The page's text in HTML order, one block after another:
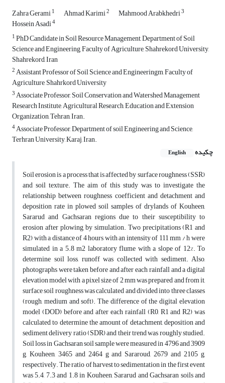
Zahra Gerami1 Ahmad Karimi2 Mahmood Arabkhedri3
Hossein Asadi4
1PhD Candidate in Soil Resource Management, Department of Soil
Science and Engineering, Faculty of Agriculture, Shahrekord University,
Shahrekord, Iran
2Assistant Professor of Soil Science and Engineeringm, Faculty of
Agriculture, Shahrkord University
3Associate Professor, Soil Conservation and Watershed Management
Research Institute, Agricultural Research, Education and Extension
Organization, Tehran, Iran.
4Associate Professor, Department of soil Engineering and Science,
Terhran University, Karaj, Iran.
چکیده
English
Soil erosion is a process that is affected by surface roughness (SSR)
and soil texture. The aim of this study was to investigate the
relationship between roughness coefficient and detachment and
deposition rate in plowed soil samples of drylands of Kouheen,
Sararud and Gachsaran regions due to their susceptibility to
erosion after plowing, by simulation. Two precipitations (R1 and
R2) with a distance of 4 hours with an intensity of 111 mm / h were
simulated in a 5.8 m2 laboratory flume with a slope of 12%. To
determine soil loss, runoff was collected with sediment. Also,
photographs were taken before and after each rainfall and a digital
elevation model with a pixel size of 2 mm was prepared and from it,
surface soil roughness was calculated and divided into three classes
(rough, medium and soft). The difference of the digital elevation
model (DOD) before and after each rainfall (R0, R1 and R2) was
calculated to determine the amount of detachment, deposition and
sediment delivery ratio (SDR) and their trend was roughly studied.
Soil loss in Gachsaran soil sample were measured in 4796 and 3909
g, Kouheen, 3465 and 2464 g and Sararoud, 2679 and 2105 g,
respectively. The ratio of harvest to sedimentation in the first event
was 5.4, 7.3 and 1.8 in Kouheen, Sararud and Gachsaran soils and